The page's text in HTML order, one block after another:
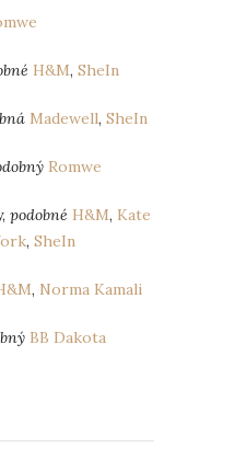
H&M, SheIn
Madewell, SheIn
Romwe
podobné H&M, Kate
, SheIn
, Norma Kamali
BB Dakota